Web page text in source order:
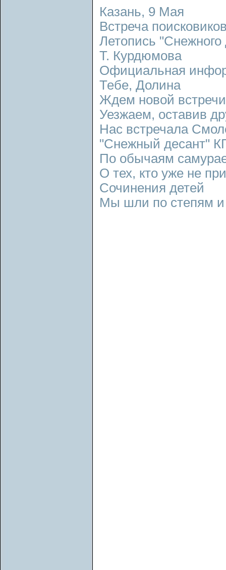
Казань, 9 Мая
Встреча
Летопись "Снежного
Т. Курдюмова
Официальная
Тебе, Долина
Ждем новой
Уезжаем, оставив
Нас встречала
"Снежный десант"
По обычаям
О тех, кто уже не
Сочинения детей
Мы шли по степям